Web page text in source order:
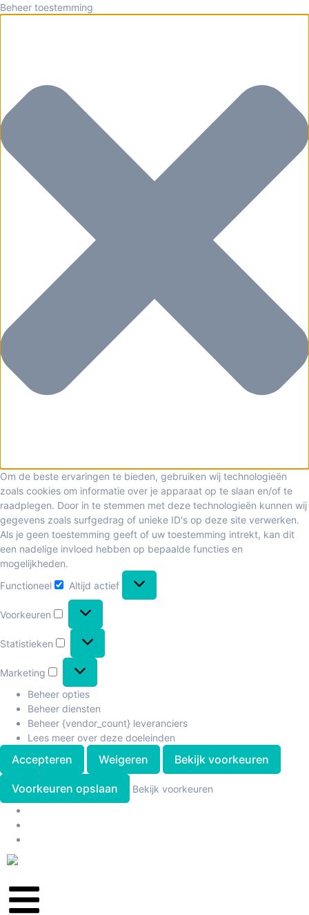
Beheer toestemming
Om de beste ervaringen te bieden, gebruiken wij technologieën
zoals cookies om informatie over je apparaat op te slaan en/of te
raadplegen. Door in te stemmen met deze technologieën kunnen wij
gegevens zoals surfgedrag of unieke ID's op deze site verwerken.
Als je geen toestemming geeft of uw toestemming intrekt, kan dit
een nadelige invloed hebben op bepaalde functies en
mogelijkheden.
Functioneel
Altijd actief
Voorkeuren
Statistieken
Marketing
Beheer opties
Beheer diensten
Beheer {vendor_count} leveranciers
Lees meer over deze doeleinden
Accepteren Weigeren Bekijk voorkeuren
Voorkeuren opslaan Bekijk voorkeuren